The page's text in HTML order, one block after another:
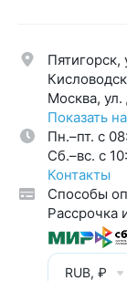
Москва,
Показать
Пн.–пт. с
Cб.–вс. с
Контакты
Способы
Рассрочка
RUB, ₽